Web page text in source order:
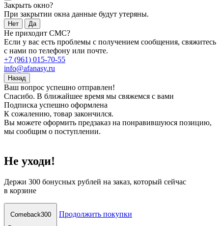
Закрыть окно?
При закрытии окна данные будут утеряны.
Нет Да
Не приходит СМС?
Если у вас есть проблемы с получением сообщения, свяжитесь
с нами по телефону или почте.
+7 (961) 015-70-55
info@afanasy.ru
Назад
Ваш вопрос успешно отправлен!
Спасибо. В ближайшее время мы свяжемся с вами
Подписка успешно оформлена
К сожалению, товар закончился.
Вы можете оформить предзаказ на понравившуюся позицию,
мы сообщим о поступлении.
Не уходи!
Держи 300 бонусных рублей на заказ, который сейчас
в корзине
Comeback300
Продолжить покупки